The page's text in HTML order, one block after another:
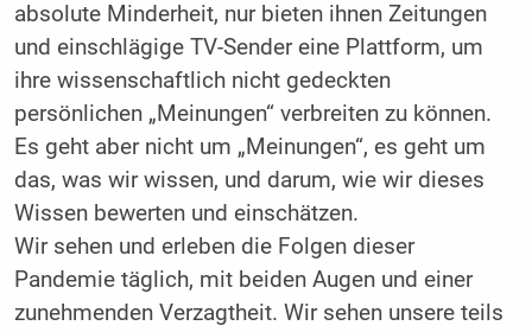
absolute Minderheit, nur bieten ihnen Zeitungen
und einschlägige TV-Sender eine Plattform, um
ihre wissenschaftlich nicht gedeckten
persönlichen „Meinungen“ verbreiten zu können.
Es geht aber nicht um „Meinungen“, es geht um
das, was wir wissen, und darum, wie wir dieses
Wissen bewerten und einschätzen.
Wir sehen und erleben die Folgen dieser
Pandemie täglich, mit beiden Augen und einer
zunehmenden Verzagtheit. Wir sehen unsere teils